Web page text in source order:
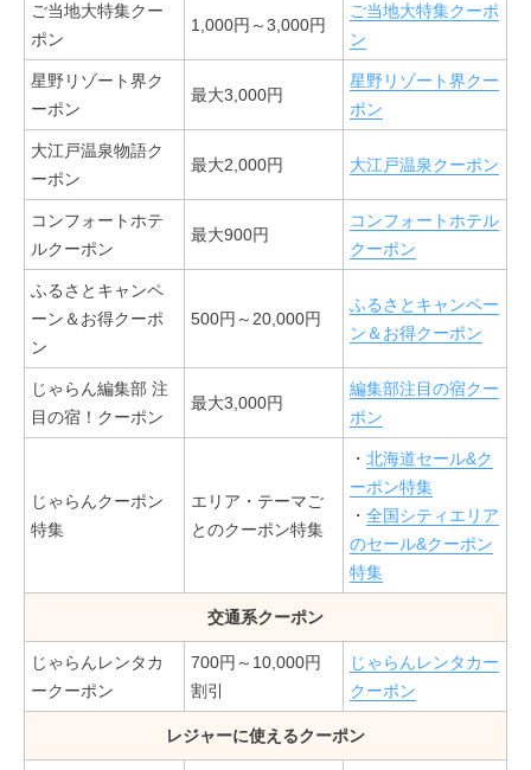
ご当地大特集クー
ポン
1,000円～3,000円
ご当地大特集クーポ
ン
星野リゾート界ク
ーポン
最大3,000円
星野リゾート界クー
ポン
大江戸温泉物語ク
ーポン
最大2,000円 大江戸温泉クーポン
コンフォートホテ
ルクーポン
最大900円
コンフォートホテル
クーポン
ふるさとキャンペ
ーン＆お得クーポ
ン
500円～20,000円
ふるさとキャンペー
ン＆お得クーポン
じゃらん編集部 注
目の宿！クーポン
最大3,000円
編集部注目の宿クー
ポン
じゃらんクーポン
特集
エリア・テーマご
とのクーポン特集
・ 北海道セール&ク
ーポン特集
・ 全国シティエリア
のセール&クーポン
特集
交通系クーポン
じゃらんレンタカ
ークーポン
700円～10,000円
割引
じゃらんレンタカー
クーポン
レジャーに使えるクーポン